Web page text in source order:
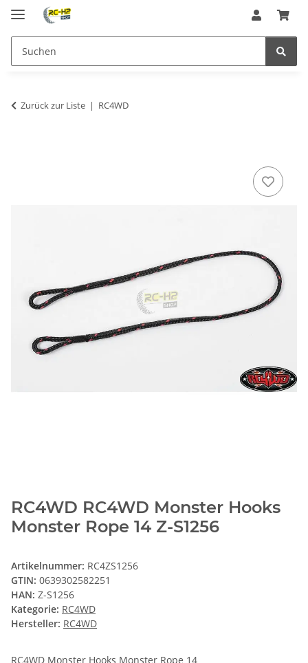
Zurück zur Liste RC4WD
RC4WD RC4WD Monster Hooks
Monster Rope 14 Z-S1256
Artikelnummer: RC4ZS1256
GTIN: 0639302582251
HAN: Z-S1256
Kategorie: RC4WD
Hersteller: RC4WD
RC4WD Monster Hooks Monster Rope 14